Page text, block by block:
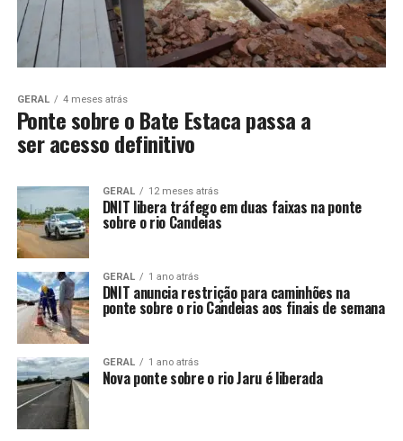
GERAL 4 meses atrás
Ponte sobre o Bate Estaca passa a
ser acesso definitivo
GERAL 12 meses atrás
DNIT libera tráfego em duas faixas na ponte
sobre o rio Candeias
GERAL 1 ano atrás
DNIT anuncia restrição para caminhões na
ponte sobre o rio Candeias aos finais de semana
GERAL 1 ano atrás
Nova ponte sobre o rio Jaru é liberada